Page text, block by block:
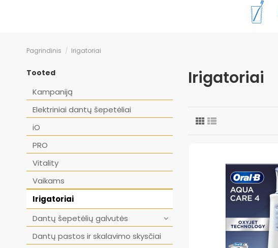
Pagrindinis Irigatoriai
Irigatoriai
Tooted
Kampaniją
Elektriniai dantų šepetėliai
iO
PRO
Vitality
Vaikams
Irigatoriai
Dantų šepetėlių galvutės
Dantų pastos ir skalavimo skysčiai